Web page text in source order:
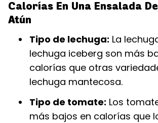
Calorías En Una Ensalada
Atún
Tipo de lechuga: La
lechuga iceberg son más
calorías que otras
lechuga mantecosa.
Tipo de tomate: Los
más bajos en calorías que